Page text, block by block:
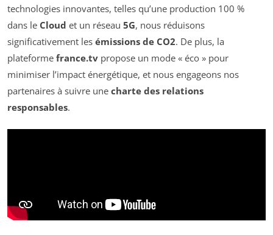
technologies innovantes, telles qu’une production 100 %
dans le Cloud et un réseau 5G, nous réduisons
significativement les émissions de CO2. De plus, la
plateforme france.tv propose un mode « éco » pour
minimiser l’impact énergétique, et nous engageons nos
partenaires à suivre une charte des relations
responsables.